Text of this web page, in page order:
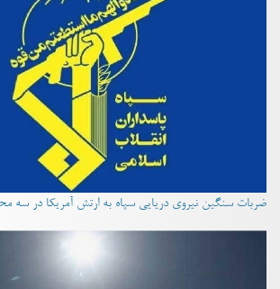
ضربات سنگین نیروی دریایی سپاه به ارتش آمریکا در سه